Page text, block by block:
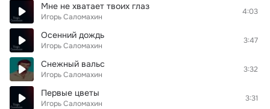
Мне не хватает твоих глаз
Игорь Саломахин
4:03
Осенний дождь
Игорь Саломахин
3:47
Снежный вальс
Игорь Саломахин
3:32
Первые цветы
Игорь Саломахин
3:31